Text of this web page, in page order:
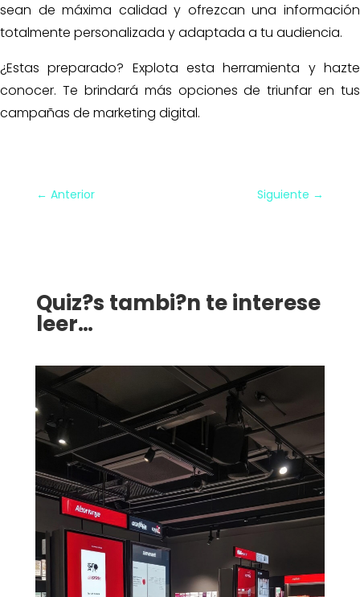
sean de máxima calidad y ofrezcan una información
totalmente personalizada y adaptada a tu audiencia.
¿Estas preparado? Explota esta herramienta y hazte
conocer. Te brindará más opciones de triunfar en tus
campañas de marketing digital.
← Anterior Siguiente →
Quiz?s tambi?n te interese
leer…